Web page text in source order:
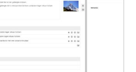
Wheel of Names is een online tool
waarmee je op een eenvoudige manier